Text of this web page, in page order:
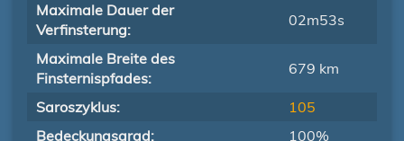
Maximale Dauer der
Verfinsterung:
02m53s
Maximale Breite des
Finsternispfades:
679 km
Saroszyklus:
105
Bedeckungsgrad:
100%